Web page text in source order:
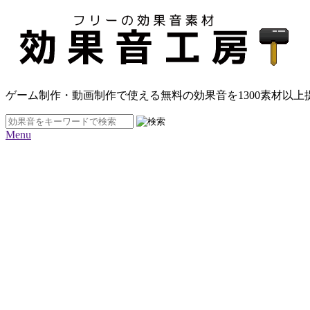
ゲーム制作・動画制作で使える無料の効果音を1300素材以上
Menu